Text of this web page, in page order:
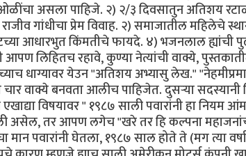
असला पाहिजे. २) २/३ दिवसातुन अतिशय
गांधीचा प्रेम विवाह. २) समाजातील महिलेचे
आधारभुत किंमतीचे फायदे. ४) भजनलाल ह्यांची
आपण लिहितच रहावे, कुण्या नेत्यांची वाक्ये,
धाग्यावर येउन "अतिशय अभ्यासु लेख."
चार वाक्ये बनवता आलीच पाहिजेत. दुसर्‍या
विषयावर " १९८७ साली पवारांनी हा
असेल, तर आपण लगेच "खरे तर हि कल्पना
मान पवारांनी घेतला, १९८७ साल होते ते (मग त्या